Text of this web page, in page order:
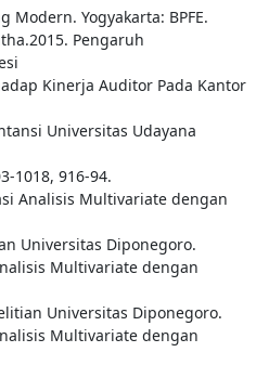
Modern. Yogyakarta: BPFE.
Pengaruh
Kinerja Auditor Pada Kantor
Universitas Udayana
1018, 916-94.
Analisis Multivariate dengan
Universitas Diponegoro.
Analisis Multivariate dengan
Universitas Diponegoro.
Analisis Multivariate dengan